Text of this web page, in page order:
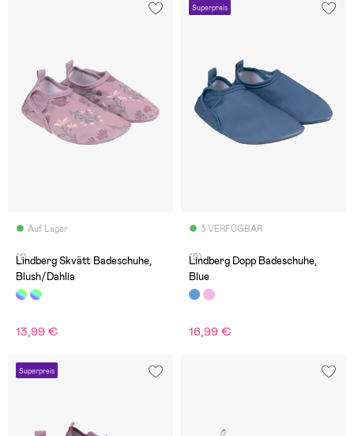
Auf Lager
(1)
Lindberg Skvätt Badeschuhe,
Blush/Dahlia
13,99 €
Superpreis
3 VERFÜGBAR
(0)
Lindberg Dopp Badeschuhe,
Blue
16,99 €
Superpreis